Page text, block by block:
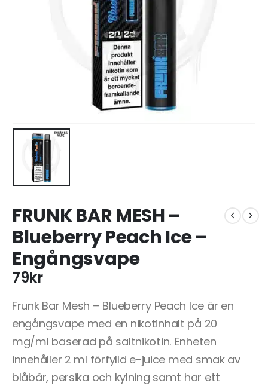
FRUNK BAR MESH –
Blueberry Peach Ice –
Engångsvape
79kr
Frunk Bar Mesh – Blueberry Peach Ice är en
engångsvape med en nikotinhalt på 20
mg/ml baserad på saltnikotin. Enheten
innehåller 2 ml förfylld e-juice med smak av
blåbär, persika och kylning samt har ett